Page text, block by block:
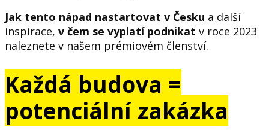
Jak tento nápad nastartovat v Česku a další
inspirace, v čem se vyplatí podnikat v roce 2023
naleznete v našem prémiovém členství.
Každá budova =
potenciální zakázka